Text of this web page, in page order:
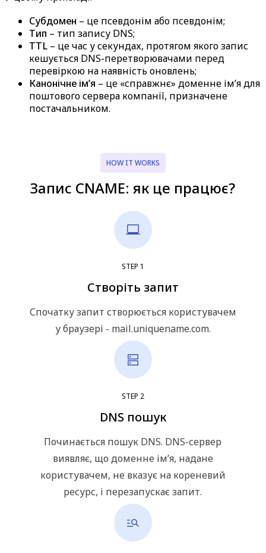
Субдомен – це псевдонім або псевдонім;
Тип – тип запису DNS;
TTL– це час у секундах, протягом якого запис
кешується DNS-перетворювачами перед
перевіркою на наявність оновлень;
Канонічне ім’я – це «справжнє» доменне ім’я для
поштового сервера компанії, призначене
постачальником.
HOW IT WORKS
Запис CNAME: як це працює?
STEP 1
Створіть запит
Спочатку запит створюється користувачем
у браузері - mail.uniquename.com.
STEP 2
DNS пошук
Починається пошук DNS. DNS-сервер
виявляє, що доменне ім’я, надане
користувачем, не вказує на кореневий
ресурс, і перезапускає запит.